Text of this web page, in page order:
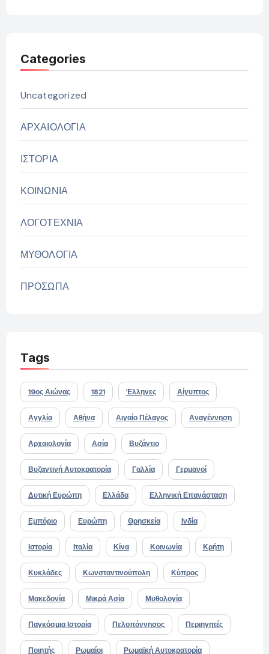
Categories
Uncategorized
ΑΡΧΑΙΟΛΟΓΙΑ
ΙΣΤΟΡΙΑ
ΚΟΙΝΩΝΙΑ
ΛΟΓΟΤΕΧΝΙΑ
ΜΥΘΟΛΟΓΙΑ
ΠΡΟΣΩΠΑ
Tags
19ος Αιώνας 1821 Έλληνες Αίγυπτος
Αγγλία Αθήνα Αιγαίο Πέλαγος Αναγέννηση
Αρχαιολογία Ασία Βυζάντιο
Βυζαντινή Αυτοκρατορία Γαλλία Γερμανοί
Δυτική Ευρώπη Ελλάδα Ελληνική Επανάσταση
Εμπόριο Ευρώπη Θρησκεία Ινδία
Ιστορία Ιταλία Κίνα Κοινωνία Κρήτη
Κυκλάδες Κωνσταντινούπολη Κύπρος
Μακεδονία Μικρά Ασία Μυθολογία
Παγκόσμια Ιστορία Πελοπόννησος Περιηγητές
Ποιητής Ρωμαίοι Ρωμαϊκή Αυτοκρατορία